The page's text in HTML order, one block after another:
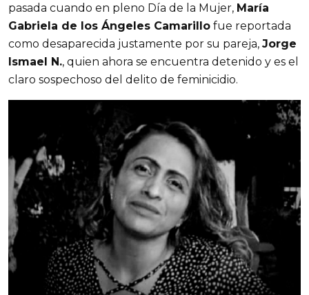
pasada cuando en pleno Día de la Mujer, María
Gabriela de los Ángeles Camarillo fue reportada
como desaparecida justamente por su pareja, Jorge
Ismael N., quien ahora se encuentra detenido y es el
claro sospechoso del delito de feminicidio.